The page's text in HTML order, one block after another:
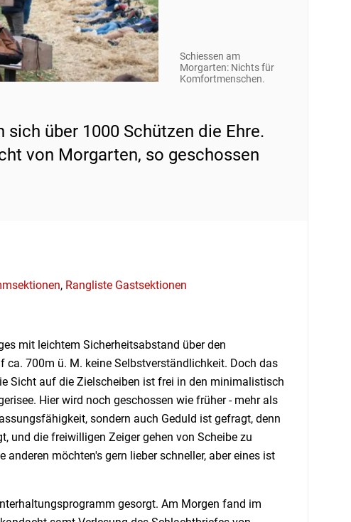
Schiessen am
Morgarten: Nichts für
Komfortmenschen.
über 1000 Schützen die Ehre.
von Morgarten, so geschossen
, Rangliste Gastsektionen
mit leichtem Sicherheitsabstand über den
700m ü. M. keine Selbstverständlichkeit. Doch das
Sicht auf die Zielscheiben ist frei in den minimalistisch
Hier wird noch geschossen wie früher - mehr als
sondern auch Geduld ist gefragt, denn
und die freiwilligen Zeiger gehen von Scheibe zu
möchten's gern lieber schneller, aber eines ist
gesorgt. Am Morgen fand im